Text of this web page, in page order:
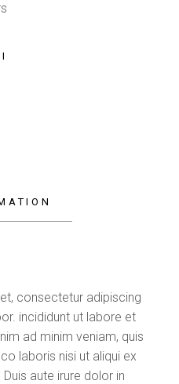
consectetur adipiscing
incididunt ut labore et
ad minim veniam, quis
laboris nisi ut aliqui ex
aute irure dolor in